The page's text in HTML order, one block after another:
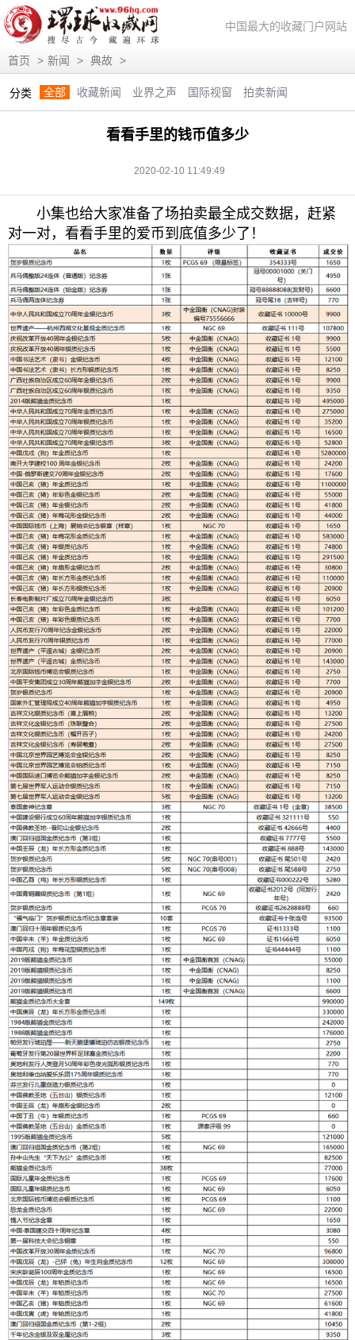
中国最大的收藏门户网站
首页 > 新闻 > 典故 >
分类 全部 收藏新闻 业界之声 国际视窗
拍卖新闻
展会信息
艺术投资 人物访谈 评论观察
视频访谈
艺术评论 快讯 滚动 动态
看看手里的钱币值多少
2020-02-10 11:49:49
小集也给大家准备了场拍卖最全成交数据，赶紧
对一对，看看手里的爱币到底值多少了！